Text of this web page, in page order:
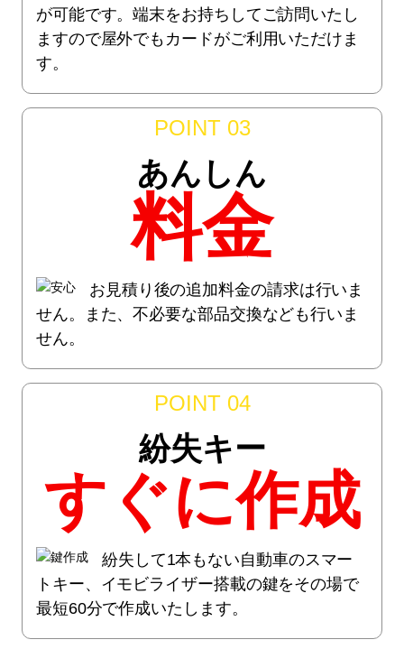
が可能です。端末をお持ちしてご訪問いたし
ますので屋外でもカードがご利用いただけま
す。
POINT 03
あんしん
料金
お見積り後の追加料金の請求は行いま
せん。また、不必要な部品交換なども行いま
せん。
POINT 04
紛失キー
すぐに作成
紛失して1本もない自動車のスマー
トキー、イモビライザー搭載の鍵をその場で
最短60分で作成いたします。